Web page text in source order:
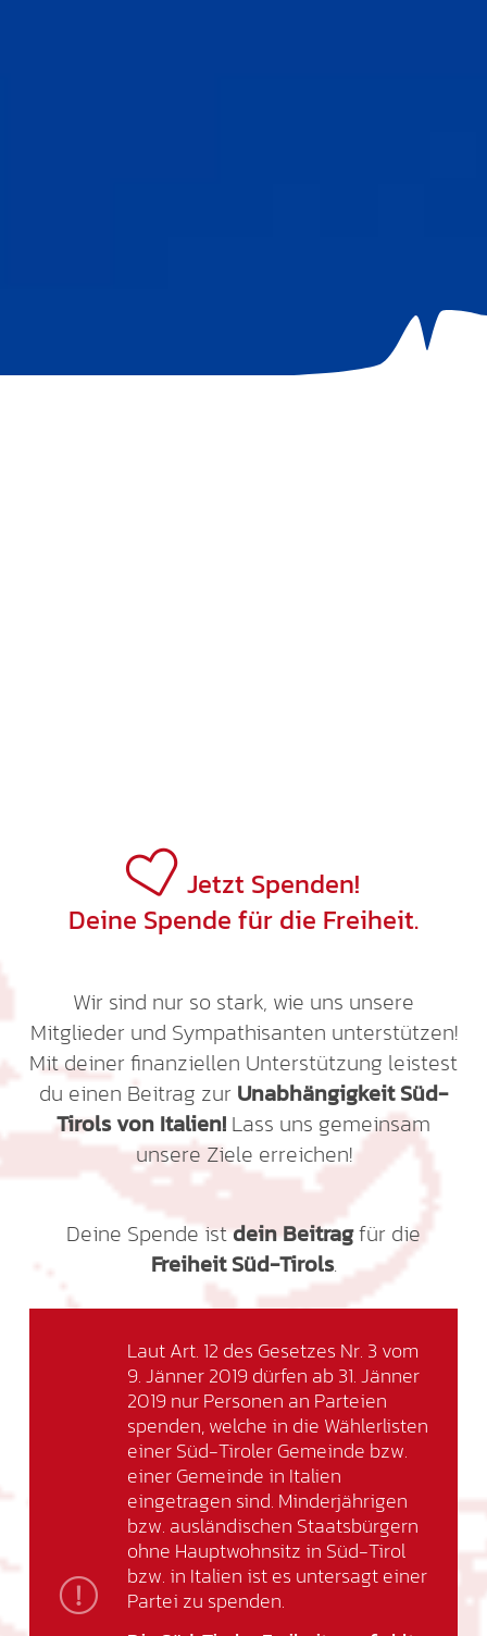
Jetzt Spenden!
Deine Spende für die Freiheit.
Wir sind nur so stark, wie uns unsere
Mitglieder und Sympathisanten unterstützen!
Mit deiner finanziellen Unterstützung leistest
du einen Beitrag zur Unabhängigkeit Süd-
Tirols von Italien! Lass uns gemeinsam
unsere Ziele erreichen!
Deine Spende istdein Beitragfür die
Freiheit Süd-Tirols.
Laut Art. 12 des Gesetzes Nr. 3 vom
9. Jänner 2019 dürfen ab 31. Jänner
2019 nur Personen an Parteien
spenden, welche in die Wählerlisten
einer Süd-Tiroler Gemeinde bzw.
einer Gemeinde in Italien
eingetragen sind. Minderjährigen
bzw. ausländischen Staatsbürgern
ohne Hauptwohnsitz in Süd-Tirol
bzw. in Italien ist es untersagt einer
Partei zu spenden.